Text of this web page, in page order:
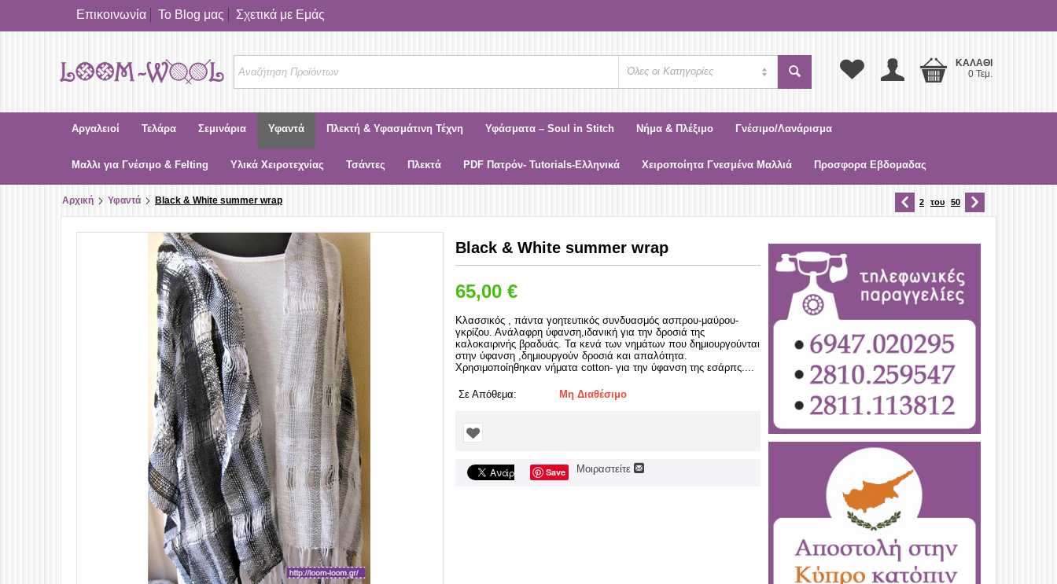
Επικοινωνία Το Blog μας Σχετικά με Εμάς
Όλες οι Κατηγορίες
ΚΑΛΆΘΙ
0 Τεμ.
Αργαλειοί Τελάρα Σεμινάρια Υφαντά Πλεκτή & Υφασμάτινη Τέχνη Υφάσματα – Soul in Stitch Νήμα & Πλέξιμο Γνέσιμο/Λανάρισμα
Μαλλι για Γνέσιμο & Felting Υλικά Χειροτεχνίας Τσάντες Πλεκτά PDF Πατρόν- Tutorials-Ελληνικά Χειροποίητα Γνεσμένα Μαλλιά Προσφορα Εβδομαδας
Αρχική Υφαντά Black & White summer wrap 2 του 50
Black & White summer wrap
65,00 €
Σύντομη Περιγραφή:
Κλασσικός , πάντα γοητευτικός συνδυασμός ασπρου-μαύρου-
γκρίζου. Ανάλαφρη ύφανση,ιδανική για την δροσιά της
καλοκαιρινής βραδυάς. Τα κενά των νημάτων που δημιουργούνται
στην ύφανση ,δημιουργούν δροσιά και απαλότητα.
Χρησιμοποίηθηκαν νήματα cotton- για την ύφανση της εσάρπς....
Σε Απόθεμα: Μη Διαθέσιμο
Save Μοιραστείτε